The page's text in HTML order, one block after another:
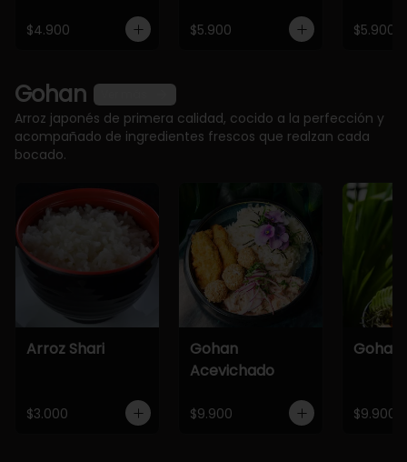
$4.900 $5.900 $5.900
Gohan
Arroz japonés de primera calidad, cocido a la perfección y
acompañado de ingredientes frescos que realzan cada
bocado.
Arroz Shari
$3.000
Gohan
Acevichado
$9.900
Gohan
$9.900